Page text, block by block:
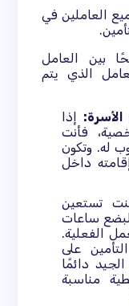
العاملين في
بين العامل
الذي يتم
إذا
فأنت
له. وتكون
داخل
تستعين
ساعات
الفعلية.
على
دائمًا
مناسبة